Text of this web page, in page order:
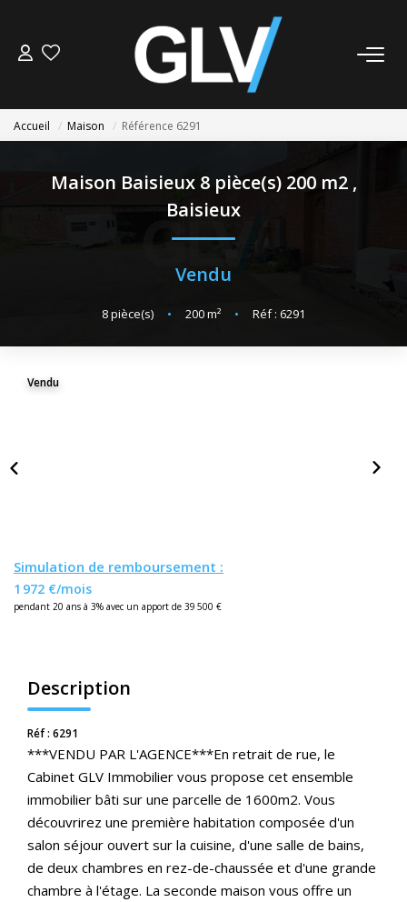
LOCATION
GESTION
NOS AGENCES
Nos Agences
Accueil Maison Référence 6291
Maison Baisieux 8 pièce(s) 200 m2 ,
Baisieux
Vendu
8pièce(s) • 200m² • Réf : 6291
Vendu
Simulation de remboursement :
1 972 €/mois
pendant 20 ans à 3% avec un apport de 39 500 €
Description
Réf : 6291
***VENDU PAR L'AGENCE***En retrait de rue, le
Cabinet GLV Immobilier vous propose cet ensemble
immobilier bâti sur une parcelle de 1600m2. Vous
découvrirez une première habitation composée d'un
salon séjour ouvert sur la cuisine, d'une salle de bains,
de deux chambres en rez-de-chaussée et d'une grande
chambre à l'étage. La seconde maison vous offre un